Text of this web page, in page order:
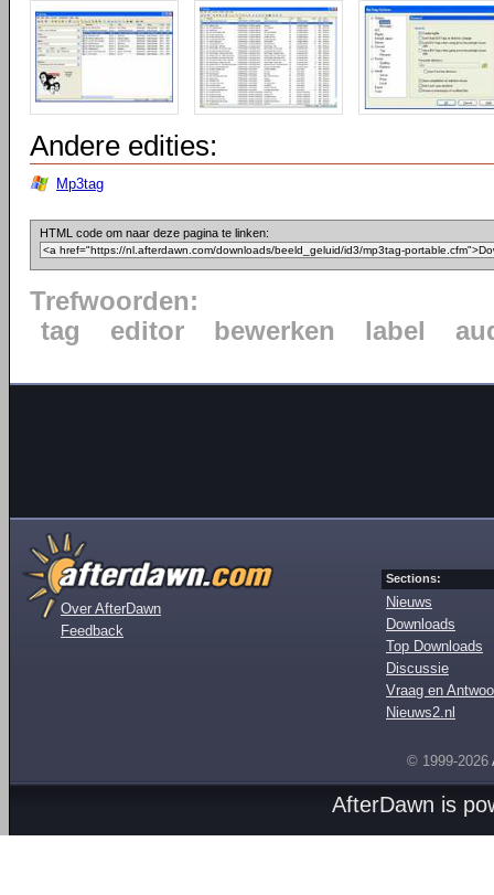
Andere edities:
Mp3tag
HTML code om naar deze pagina te linken:
Trefwoorden:
tag
editor bewerken label
Over AfterDawn
Feedback
Sections:
Nieuws
Downloads
Top Downloads
Discussie
Vraag en
Nieuws2.nl
© 1999-2026
AfterDawn is